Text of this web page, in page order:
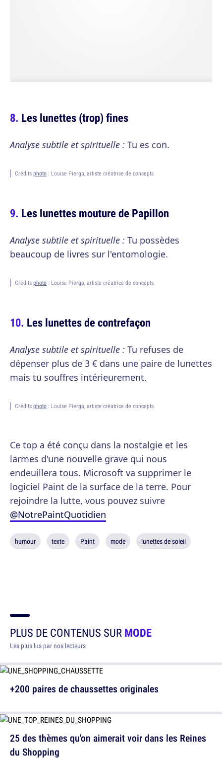
Les lunettes (trop) fines
Analyse subtile et spirituelle : Tu es con.
Crédits photo : Louise Pierga, artiste créatrice de concepts
Les lunettes mouture de Papillon
Analyse subtile et spirituelle : Tu possèdes
beaucoup de livres sur l'entomologie.
Crédits photo : Louise Pierga, artiste créatrice de concepts
Les lunettes de contrefaçon
Analyse subtile et spirituelle : Tu refuses de
dépenser plus de 3 € dans une paire de lunettes
mais tu souffres intérieurement.
Crédits photo : Louise Pierga, artiste créatrice de concepts
Ce top a été conçu dans la nostalgie et les
larmes d'une nouvelle grave qui nous
endeuillera tous. Microsoft va supprimer le
logiciel Paint de la surface de la terre. Pour
rejoindre la lutte, vous pouvez suivre
@NotrePaintQuotidien
humour texte Paint mode lunettes de soleil
PLUS DE CONTENUS SURMODE
Les plus lus par nos lecteurs
+200 paires de chaussettes originales
25 des thèmes qu'on aimerait voir dans les Reines
du Shopping